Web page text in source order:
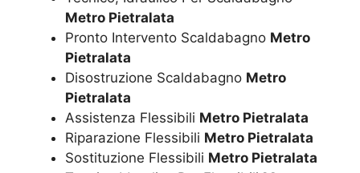
Metro Pietralata
Pronto Intervento Scaldabagno Metro
Pietralata
Disostruzione Scaldabagno Metro
Pietralata
Assistenza Flessibili Metro Pietralata
Riparazione Flessibili Metro Pietralata
Sostituzione Flessibili Metro Pietralata